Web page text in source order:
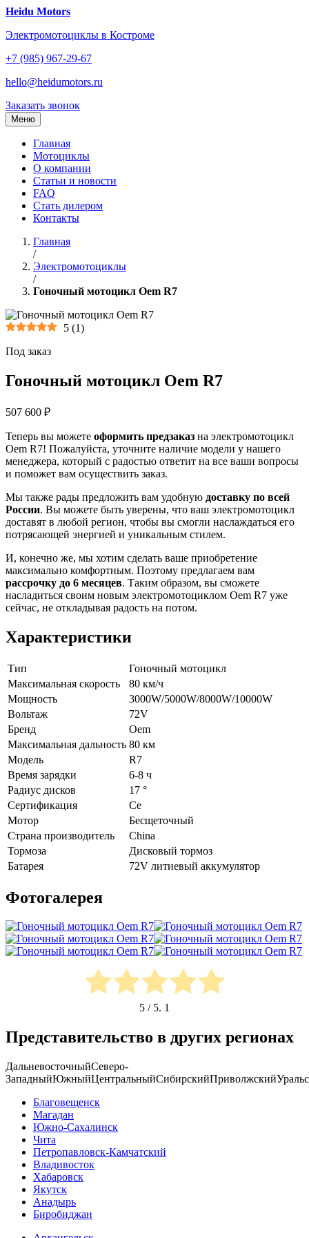
Перейти
содержанию
Heidu Motors
Электромотоциклы в Костроме
+7 (985) 967-29-67
hello@heidumotors.ru
Заказать звонок
Меню
Главная
Мотоциклы
О компании
Статьи и новости
FAQ
Стать дилером
Контакты
Главная
/
Электромотоциклы
/
Гоночный мотоцикл Oem R7
5 (1)
Под заказ
Гоночный мотоцикл Oem R7
507 600 ₽
Теперь вы можете оформить предзаказ на электромотоцикл
Oem R7! Пожалуйста, уточните наличие модели у нашего
менеджера, который с радостью ответит на все ваши вопросы
и поможет вам осуществить заказ.
Мы также рады предложить вам удобную доставку по всей
России. Вы можете быть уверены, что ваш электромотоцикл
доставят в любой регион, чтобы вы смогли наслаждаться его
потрясающей энергией и уникальным стилем.
И, конечно же, мы хотим сделать ваше приобретение
максимально комфортным. Поэтому предлагаем вам
рассрочку до 6 месяцев. Таким образом, вы сможете
насладиться своим новым электромотоциклом Oem R7 уже
сейчас, не откладывая радость на потом.
Характеристики
Тип
Гоночный мотоцикл
Максимальная скорость
80 км/ч
Мощность
3000W/5000W/8000W/10000W
Вольтаж
72V
Бренд
Oem
Максимальная дальность 80 км
Модель
R7
Время зарядки
6-8 ч
Радиус дисков
17 °
Сертификация
Ce
Мотор
Бесщеточный
Страна производитель
China
Тормоза
Дисковый тормоз
Батарея
72V литиевый аккумулятор
Фотогалерея
5 / 5. 1
Представительство в других регионах
ДальневосточныйСеверо-
ЗападныйЮжныйЦентральныйСибирскийПриволжский
Благовещенск
Магадан
Южно-Сахалинск
Чита
Петропавловск-Камчатский
Владивосток
Хабаровск
Якутск
Анадырь
Биробиджан